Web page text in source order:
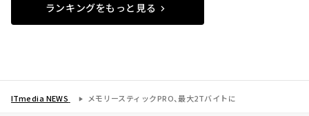
ランキングをもっと見る
ITmedia NEWS メモリースティックPRO、最大2Tバイトに